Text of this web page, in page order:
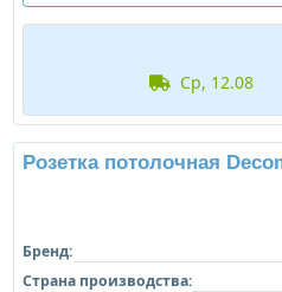
Страна производства:
Материал: